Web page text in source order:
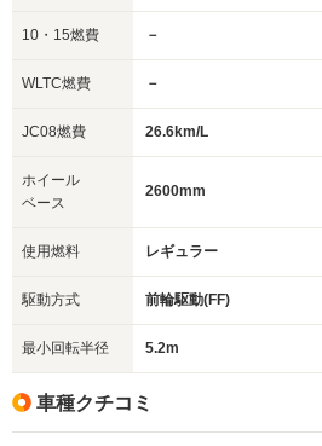
10・15燃費 －
WLTC燃費 －
JC08燃費 26.6km/L
ホイール
ベース
2600mm
使用燃料 レギュラー
駆動方式 前輪駆動(FF)
最小回転半径 5.2m
車種クチコミ